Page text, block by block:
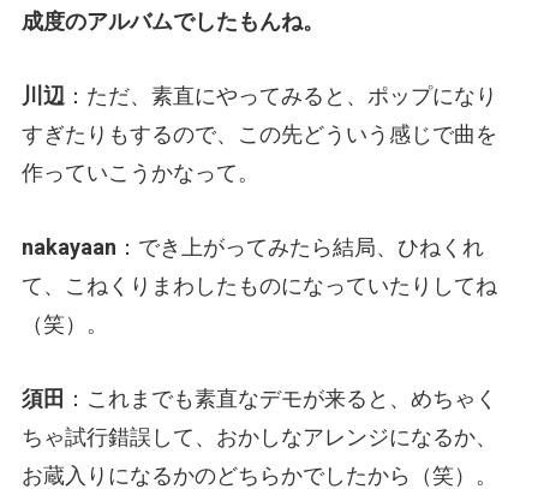
成度のアルバムでしたもんね。
川辺 ：ただ、素直にやってみると、ポップになり
すぎたりもするので、この先どういう感じで曲を
作っていこうかなって。
nakayaan ：でき上がってみたら結局、ひねくれ
て、こねくりまわしたものになっていたりしてね
（笑）。
須田 ：これまでも素直なデモが来ると、めちゃく
ちゃ試行錯誤して、おかしなアレンジになるか、
お蔵入りになるかのどちらかでしたから（笑）。